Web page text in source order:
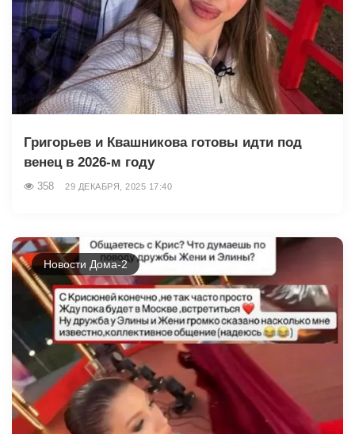
Григорьев и Квашникова готовы идти под
венец в 2026-м году
358 29 ДЕКАБРЯ, 2025 17:40
Новости Дома-2